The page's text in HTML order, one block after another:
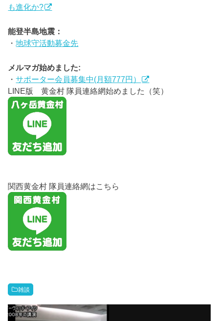
も進化か?
能登半島地震：
・地球守活動募金先
メルマガ始めました:
・サポーター会員募集中(月額777円）
LINE版 黄金村 隊員連絡網始めました（笑）
関西黄金村 隊員連絡網はこちら
雑談